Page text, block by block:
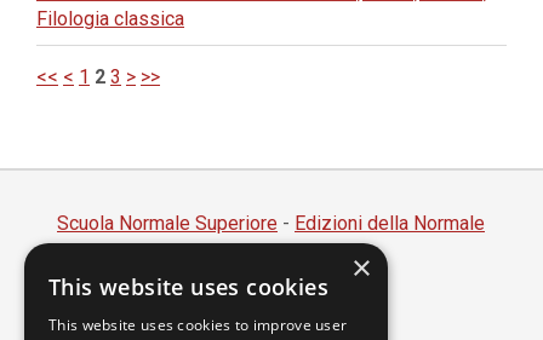
Filologia classica
<< < 1 2 3 > >>
Scuola Normale Superiore - Edizioni della Normale
Piazza dei Cavalieri, 7 - 56126 Pisa
Codice fiscale 80005050507
Partita IVA 00420000507
×
This website uses cookies
This website uses cookies to improve user